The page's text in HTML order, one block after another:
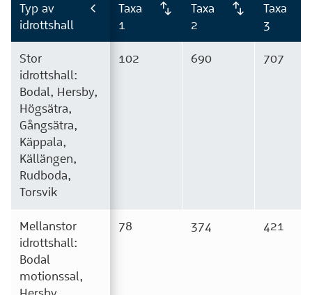
Typ av
idrottshall
Taxa
1
Taxa
2
Taxa
3
Stor
idrottshall:
Bodal, Hersby,
Högsätra,
Gångsätra,
Käppala,
Källängen,
Rudboda,
Torsvik
102 690 707
Mellanstor
idrottshall:
Bodal
motionssal,
78 374 421